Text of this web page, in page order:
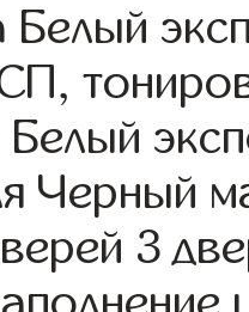
Белый
Черный
3